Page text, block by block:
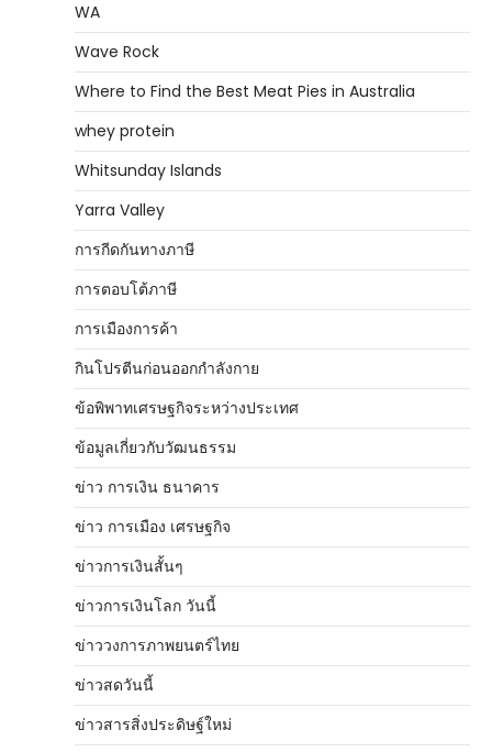
WA
Wave Rock
Where to Find the Best Meat Pies in Australia
whey protein
Whitsunday Islands
Yarra Valley
การกีดกันทางภาษี
การตอบโต้ภาษี
การเมืองการค้า
กินโปรตีนก่อนออกกำลังกาย
ข้อพิพาทเศรษฐกิจระหว่างประเทศ
ข้อมูลเกี่ยวกับวัฒนธรรม
ข่าว การเงิน ธนาคาร
ข่าว การเมือง เศรษฐกิจ
ข่าวการเงินสั้นๆ
ข่าวการเงินโลก วันนี้
ข่าววงการภาพยนตร์ไทย
ข่าวสดวันนี้
ข่าวสารสิ่งประดิษฐ์ใหม่